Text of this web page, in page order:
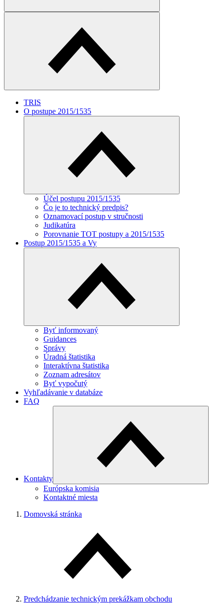
TRIS
O postupe 2015/1535
Účel postupu 2015/1535
Čo je to technický predpis?
Oznamovací postup v stručnosti
Judikatúra
Porovnanie TOT postupy a 2015/1535
Postup 2015/1535 a Vy
Byť informovaný
Guidances
Správy
Úradná štatistika
Interaktívna štatistika
Zoznam adresátov
Byť vypočutý
Vyhľadávanie v databáze
FAQ
Kontakty
Európska komisia
Kontaktné miesta
Domovská stránka
Predchádzanie technickým prekážkam obchodu